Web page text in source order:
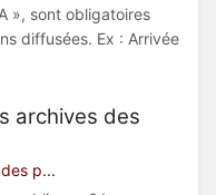
», sont obligatoires
diffusées. Ex : Arrivée
archives des
p...